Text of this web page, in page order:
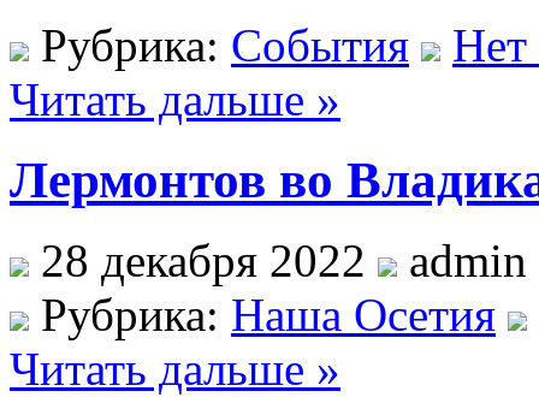
Рубрика: События
Нет
Читать дальше »
Лермонтов во
28 декабря 2022
admin
Рубрика: Наша Осетия
Читать дальше »